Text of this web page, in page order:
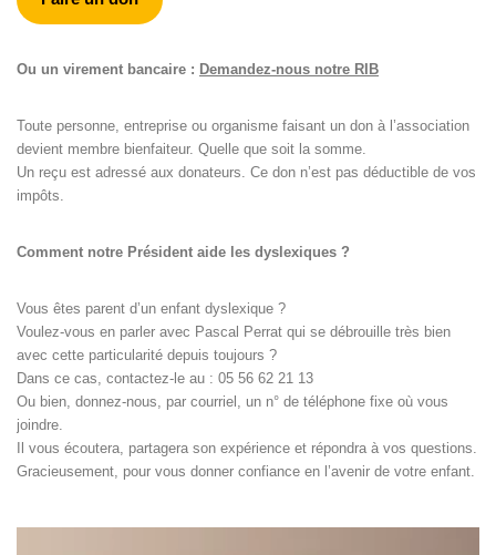
Ou un virement bancaire : Demandez-nous notre RIB
Toute personne, entreprise ou organisme faisant un don à l’association
devient membre bienfaiteur. Quelle que soit la somme.
Un reçu est adressé aux donateurs. Ce don n’est pas déductible de vos
impôts.
Comment notre Président aide les dyslexiques ?
Vous êtes parent d’un enfant dyslexique ?
Voulez-vous en parler avec Pascal Perrat qui se débrouille très bien
avec cette particularité depuis toujours ?
Dans ce cas, contactez-le au : 05 56 62 21 13
Ou bien, donnez-nous, par courriel, un n° de téléphone fixe où vous
joindre.
Il vous écoutera, partagera son expérience et répondra à vos questions.
Gracieusement, pour vous donner confiance en l’avenir de votre enfant.